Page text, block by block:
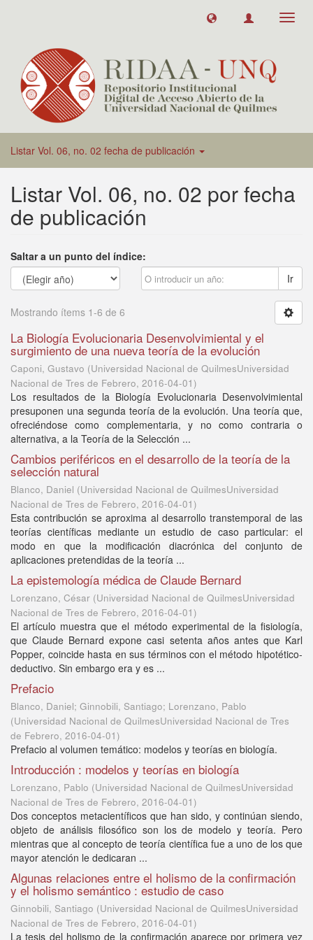
Listar Vol. 06, no. 02 fecha de publicación
Listar Vol. 06, no. 02 por fecha
de publicación
Saltar a un punto del índice:
Ir
Mostrando ítems 1-6 de 6
La Biología Evolucionaria Desenvolvimiental y el
surgimiento de una nueva teoría de la evolución
Caponi, Gustavo (Universidad Nacional de QuilmesUniversidad
Nacional de Tres de Febrero, 2016-04-01)
Los resultados de la Biología Evolucionaria Desenvolvimiental
presuponen una segunda teoría de la evolución. Una teoría que,
ofreciéndose como complementaria, y no como contraria o
alternativa, a la Teoría de la Selección ...
Cambios periféricos en el desarrollo de la teoría de la
selección natural
Blanco, Daniel (Universidad Nacional de QuilmesUniversidad
Nacional de Tres de Febrero, 2016-04-01)
Esta contribución se aproxima al desarrollo transtemporal de las
teorías científicas mediante un estudio de caso particular: el
modo en que la modificación diacrónica del conjunto de
aplicaciones pretendidas de la teoría ...
La epistemología médica de Claude Bernard
Lorenzano, César (Universidad Nacional de QuilmesUniversidad
Nacional de Tres de Febrero, 2016-04-01)
El artículo muestra que el método experimental de la fisiología,
que Claude Bernard expone casi setenta años antes que Karl
Popper, coincide hasta en sus términos con el método hipotético-
deductivo. Sin embargo era y es ...
Prefacio
Blanco, Daniel; Ginnobili, Santiago; Lorenzano, Pablo
(Universidad Nacional de QuilmesUniversidad Nacional de Tres
de Febrero, 2016-04-01)
Prefacio al volumen temático: modelos y teorías en biología.
Introducción : modelos y teorías en biología
Lorenzano, Pablo (Universidad Nacional de QuilmesUniversidad
Nacional de Tres de Febrero, 2016-04-01)
Dos conceptos metacientíficos que han sido, y continúan siendo,
objeto de análisis filosófico son los de modelo y teoría. Pero
mientras que al concepto de teoría científica fue a uno de los que
mayor atención le dedicaran ...
Algunas relaciones entre el holismo de la confirmación
y el holismo semántico : estudio de caso
Ginnobili, Santiago (Universidad Nacional de QuilmesUniversidad
Nacional de Tres de Febrero, 2016-04-01)
La tesis del holismo de la confirmación aparece por primera vez